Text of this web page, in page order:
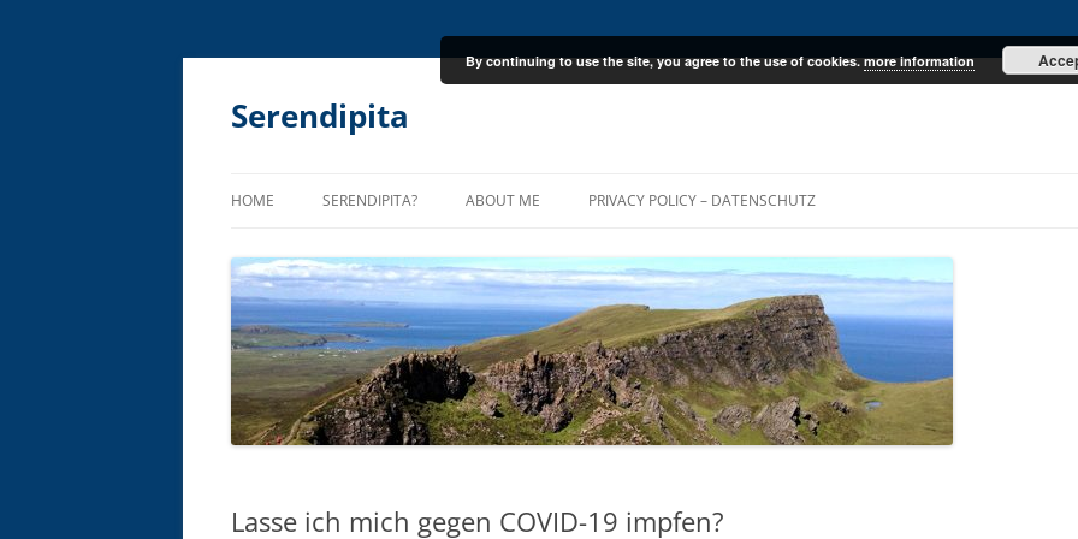
Skip
Serendipita
HOME SERENDIPITA? ABOUT ME PRIVACY POLICY – DATENSCHUTZ
Lasse ich mich gegen COVID-19 impfen?
By continuing to use the site, you agree to the use of cookies.more information